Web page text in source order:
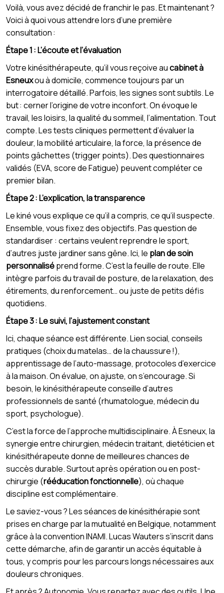
Voilà, vous avez décidé de franchir le pas. Et maintenant ?
Voici à quoi vous attendre lors d’une première
consultation :
Étape 1 : L’écoute et l’évaluation
Votre kinésithérapeute, qu’il vous reçoive aucabinet à
Esneuxou à domicile, commence toujours par un
interrogatoire détaillé. Parfois, les signes sont subtils. Le
but : cerner l’origine de votre inconfort. On évoque le
travail, les loisirs, la qualité du sommeil, l’alimentation. Tout
compte. Les tests cliniques permettent d’évaluer la
douleur, la mobilité articulaire, la force, la présence de
points gâchettes (trigger points). Des questionnaires
validés (EVA, score de Fatigue) peuvent compléter ce
premier bilan.
Étape 2 : L’explication, la transparence
Le kiné vous explique ce qu’il a compris, ce qu’il suspecte.
Ensemble, vous fixez des objectifs. Pas question de
standardiser : certains veulent reprendre le sport,
d’autres juste jardiner sans gêne. Ici, le plan de soin
personnaliséprend forme. C’est la feuille de route. Elle
intègre parfois du travail de posture, de la relaxation, des
étirements, du renforcement… ou juste de petits défis
quotidiens.
Étape 3 : Le suivi, l’ajustement constant
Ici, chaque séance est différente. Lien social, conseils
pratiques (choix du matelas… de la chaussure !),
apprentissage de l’auto-massage, protocoles d’exercice
à la maison. On évalue, on ajuste, on s’encourage. Si
besoin, le kinésithérapeute conseille d’autres
professionnels de santé (rhumatologue, médecin du
sport, psychologue).
C’est la force de l’approche multidisciplinaire. À Esneux, la
synergie entre chirurgien, médecin traitant, dietéticien et
kinésithérapeute donne de meilleures chances de
succès durable. Surtout après opération ou en post-
chirurgie (rééducation fonctionnelle), où chaque
discipline est complémentaire.
Le saviez-vous ? Les séances de kinésithérapie sont
prises en charge par la mutualité en Belgique, notamment
grâce à la convention INAMI. Lucas Wauters s’inscrit dans
cette démarche, afin de garantir un accès équitable à
tous, y compris pour les parcours longs nécessaires aux
douleurs chroniques.